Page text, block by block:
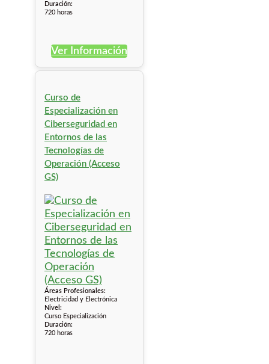
Duración:
720 horas
Ver Información
Curso de
Especialización en
Ciberseguridad en
Entornos de las
Tecnologías de
Operación (Acceso
GS)
Áreas Profesionales:
Electricidad y Electrónica
Nivel:
Curso Especialización
Duración:
720 horas